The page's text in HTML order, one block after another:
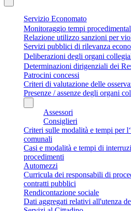
Servizio Economato
Monitoraggio tempi
Relazione utilizzo sanzioni per
Servizi pubblici di rilevanza
Deliberazioni degli organi
Determinazioni dirigenziali dei
Patrocini concessi
Criteri di valutazione delle
Presenze / assenze degli organi
Assessori
Consiglieri
Criteri sulle modalità e tempi per
comunali
Casi e modalità e tempi di
procedimenti
Automezzi
Curricula dei responsabili di
contratti pubblici
Rendicontazione sociale
Dati aggregati relativi all'utenza